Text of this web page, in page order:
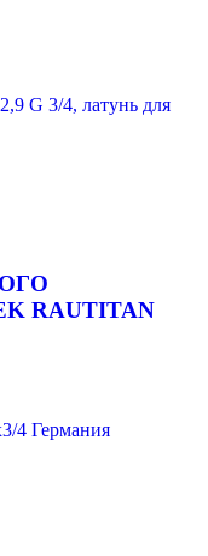
RAUTITAN